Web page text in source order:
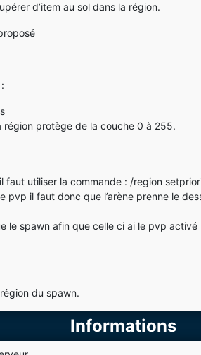
d’item au sol dans la région.
protège de la couche 0 à 255.
faut utiliser la commande : /region
il faut donc que l’arène prenne le
le spawn afin que celle ci ai le pvp activé
du spawn.
Informations